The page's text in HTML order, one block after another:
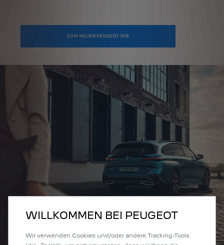
ZUM NEUEN PEUGEOT 308
ZUM PEUGEOT 508
WILLKOMMEN BEI PEUGEOT
Wir verwenden Cookies und/oder andere Tracking-Tools